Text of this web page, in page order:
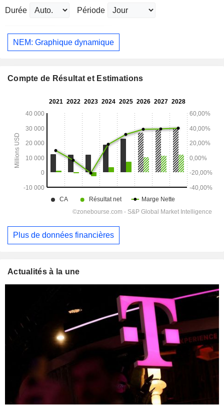
Durée Période
NEM: Graphique dynamique
Compte de Résultat et Estimations
Plus de données financières
Actualités à la une